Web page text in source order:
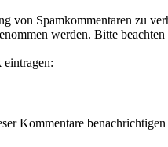
von Spamkommentaren zu
werden. Bitte
Kommentare benachrichtigen